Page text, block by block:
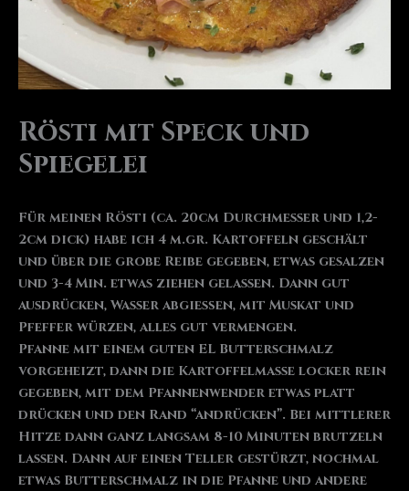
Rösti mit Speck und
Spiegelei
Für meinen Rösti (ca. 20cm Durchmesser und 1,2-
2cm dick) habe ich 4 m.gr. Kartoffeln geschält
und über die grobe Reibe gegeben, etwas gesalzen
und 3-4 Min. etwas ziehen gelassen. Dann gut
ausdrücken, Wasser abgießen, mit Muskat und
Pfeffer würzen, alles gut vermengen.
Pfanne mit einem guten EL Butterschmalz
vorgeheizt, dann die Kartoffelmasse locker rein
gegeben, mit dem Pfannenwender etwas platt
drücken und den Rand “andrücken”. Bei mittlerer
Hitze dann ganz langsam 8-10 Minuten brutzeln
lassen. Dann auf einen Teller gestürzt, nochmal
etwas Butterschmalz in die Pfanne und andere